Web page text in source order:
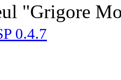
"Grigore
0.4.7